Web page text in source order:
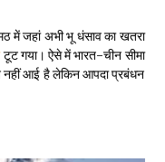
May
में जहां अभी भू धंसाव का खतरा
टूट गया। ऐसे में भारत-चीन सीमा
आई है लेकिन आपदा प्रबंधन